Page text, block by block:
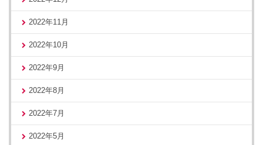
2022年11月
2022年10月
2022年9月
2022年8月
2022年7月
2022年5月